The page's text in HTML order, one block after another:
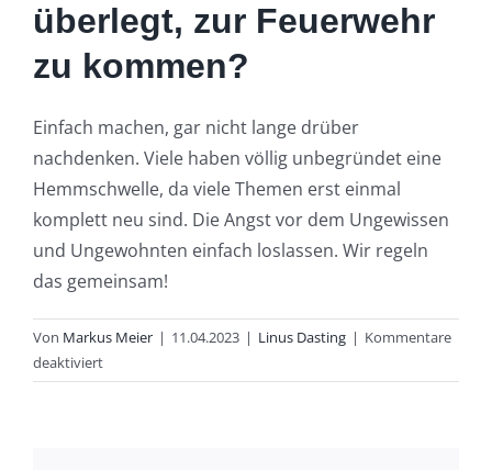
Seniorenabteilung
Nachwuchs
überlegt, zur Feuerwehr
zu kommen?
Einfach machen, gar nicht lange drüber
nachdenken. Viele haben völlig unbegründet eine
Hemmschwelle, da viele Themen erst einmal
komplett neu sind. Die Angst vor dem Ungewissen
und Ungewohnten einfach loslassen. Wir regeln
das gemeinsam!
Von Markus Meier | 11.04.2023 | Linus Dasting | Kommentare
deaktiviertfür
Was